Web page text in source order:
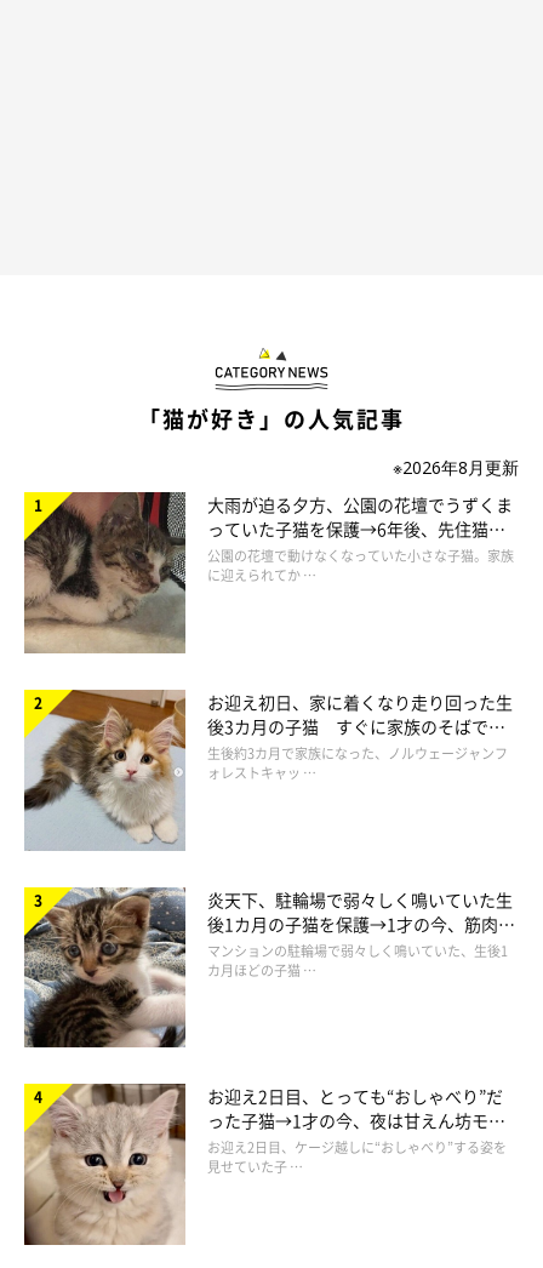
「猫が好き」の人気記事
※2026年8月更新
大雨が迫る夕方、公園の花壇でうずくま
っていた子猫を保護→6年後、先住猫
と“姉妹”のような関係に
公園の花壇で動けなくなっていた小さな子猫。家族
に迎えられてか …
お迎え初日、家に着くなり走り回った生
後3カ月の子猫 すぐに家族のそばで落
ち着く姿に「迎えてよかった」
生後約3カ月で家族になった、ノルウェージャンフ
ォレストキャッ …
炎天下、駐輪場で弱々しく鳴いていた生
後1カ月の子猫を保護→1才の今、筋肉質
でツンデレなコに成長
マンションの駐輪場で弱々しく鳴いていた、生後1
カ月ほどの子猫 …
お迎え2日目、とっても“おしゃべり”だ
った子猫→1才の今、夜は甘えん坊モー
ドになるコに成長！
お迎え2日目、ケージ越しに“おしゃべり”する姿を
見せていた子 …